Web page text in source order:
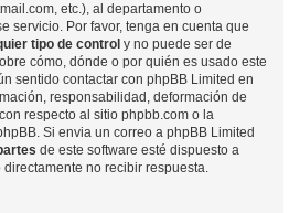
etc.), al departamento o
servicio. Por favor, tenga en cuenta que
tipo de control y no puede ser de
cómo, dónde o por quién es usado este
sentido contactar con phpBB Limited en
responsabilidad, deformación de
respecto al sitio phpbb.com o la
Si envia un correo a phpBB Limited
de este software esté dispuesto a
no recibir respuesta.